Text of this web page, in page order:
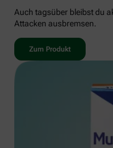
Auch tagsüber bleibst du
Attacken ausbremsen.
Zum Produkt